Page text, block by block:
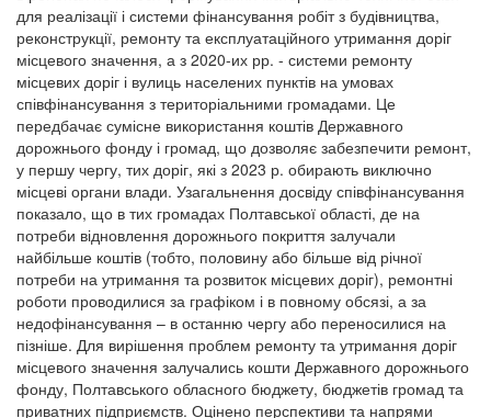
для реалізації і системи фінансування робіт з будівництва,
реконструкції, ремонту та експлуатаційного утримання доріг
місцевого значення, а з 2020-их рр. - системи ремонту
місцевих доріг і вулиць населених пунктів на умовах
співфінансування з територіальними громадами. Це
передбачає сумісне використання коштів Державного
дорожнього фонду і громад, що дозволяє забезпечити ремонт,
у першу чергу, тих доріг, які з 2023 р. обирають виключно
місцеві органи влади. Узагальнення досвіду співфінансування
показало, що в тих громадах Полтавської області, де на
потреби відновлення дорожнього покриття залучали
найбільше коштів (тобто, половину або більше від річної
потреби на утримання та розвиток місцевих доріг), ремонтні
роботи проводилися за графіком і в повному обсязі, а за
недофінансування – в останню чергу або переносилися на
пізніше. Для вирішення проблем ремонту та утримання доріг
місцевого значення залучались кошти Державного дорожнього
фонду, Полтавського обласного бюджету, бюджетів громад та
приватних підприємств. Оцінено перспективи та напрями